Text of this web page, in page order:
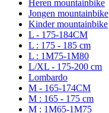
Heren mountainbike
Jongen mountainbike
Kinder mountainbike
L - 175-184CM
L : 175 - 185 cm
L : 1M75-1M80
L/XL - 175-200 cm
Lombardo
M - 165-174CM
M : 165 - 175 cm
M : 1M65-1M75